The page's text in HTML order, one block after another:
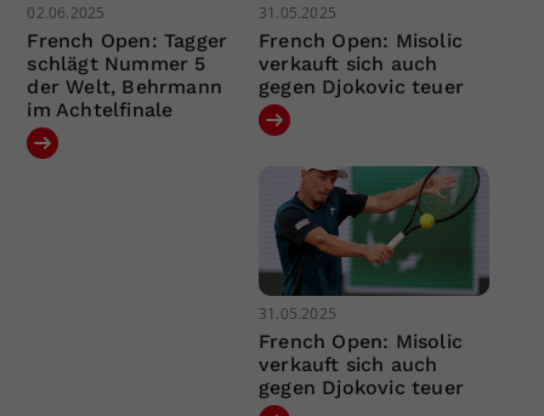
02.06.2025
French Open: Tagger
schlägt Nummer 5
der Welt, Behrmann
im Achtelfinale
31.05.2025
French Open: Misolic
verkauft sich auch
gegen Djokovic teuer
31.05.2025
French Open: Misolic
verkauft sich auch
gegen Djokovic teuer